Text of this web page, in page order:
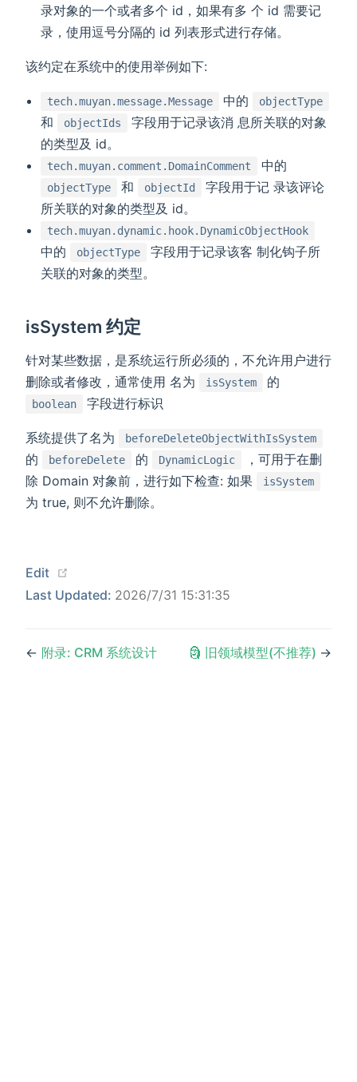
录对象的一个或者多个 id，如果有多 个 id 需要记
录，使用逗号分隔的 id 列表形式进行存储。
该约定在系统中的使用举例如下:
tech.muyan.message.Message 中的 objectType
和 objectIds
字段用于记录该消 息所关联的对象
的类型及 id。
tech.muyan.comment.DomainComment 中的
objectType 和 objectId
字段用于记 录该评论
所关联的对象的类型及 id。
tech.muyan.dynamic.hook.DynamicObjectHook
中的 objectType
字段用于记录该客 制化钩子所
关联的对象的类型。
isSystem 约定
针对某些数据，是系统运行所必须的，不允许用户进行
删除或者修改，通常使用 名为
isSystem 的
boolean 字段进行标识
系统提供了名为 beforeDeleteObjectWithIsSystem
的 beforeDelete 的 DynamicLogic
，可用于在删
除 Domain 对象前，进行如下检查: 如果
isSystem
为 true, 则不允许删除。
Edit
Last Updated: 2026/7/31 15:31:35
← 附录: CRM 系统设计 🗿 旧领域模型(不推荐) →